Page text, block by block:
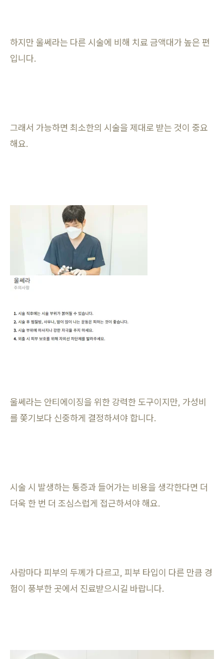
하지만 울쎄라는 다른 시술에 비해 치료 금액대가 높은 편
입니다.
그래서 가능하면 최소한의 시술을 제대로 받는 것이 중요
해요.
울쎄라는 안티에이징을 위한 강력한 도구이지만, 가성비
를 쫓기보다 신중하게 결정하셔야 합니다.
시술 시 발생하는 통증과 들어가는 비용을 생각한다면 더
더욱 한 번 더 조심스럽게 접근하셔야 해요.
사람마다 피부의 두께가 다르고, 피부 타입이 다른 만큼 경
험이 풍부한 곳에서 진료받으시길 바랍니다.